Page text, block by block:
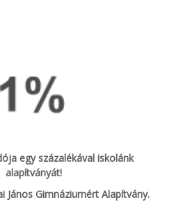
egy százalékával iskolánk
alapítványát!
János Gimnáziumért Alapítvány.